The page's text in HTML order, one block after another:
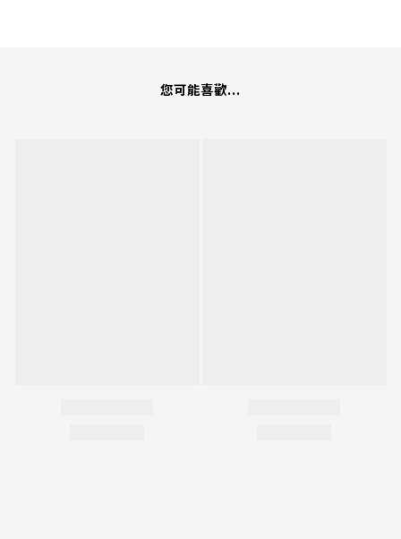
您可能喜歡...